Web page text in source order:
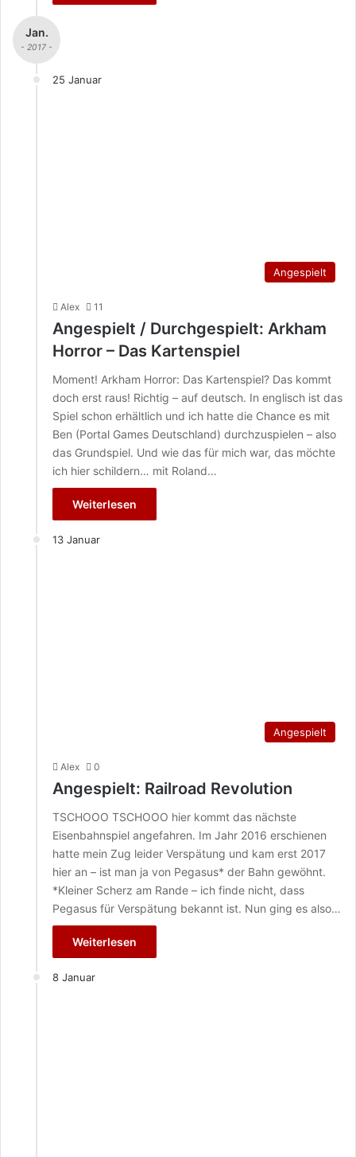
Jan.
- 2017 -
25 Januar
Angespielt
Alex 11
Angespielt / Durchgespielt: Arkham
Horror – Das Kartenspiel
Moment! Arkham Horror: Das Kartenspiel? Das kommt
doch erst raus! Richtig – auf deutsch. In englisch ist das
Spiel schon erhältlich und ich hatte die Chance es mit
Ben (Portal Games Deutschland) durchzuspielen – also
das Grundspiel. Und wie das für mich war, das möchte
ich hier schildern… mit Roland…
Weiterlesen
13 Januar
Angespielt
Alex 0
Angespielt: Railroad Revolution
TSCHOOO TSCHOOO hier kommt das nächste
Eisenbahnspiel angefahren. Im Jahr 2016 erschienen
hatte mein Zug leider Verspätung und kam erst 2017
hier an – ist man ja von Pegasus* der Bahn gewöhnt.
*Kleiner Scherz am Rande – ich finde nicht, dass
Pegasus für Verspätung bekannt ist. Nun ging es also…
Weiterlesen
8 Januar